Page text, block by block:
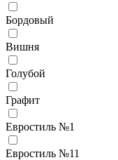
Бордовый
Вишня
Голубой
Графит
Евростиль №1
Евростиль №11